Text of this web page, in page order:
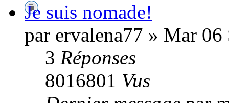
Je suis nomade!
par ervalena77 » Mar
3 Réponses
8016801 Vus